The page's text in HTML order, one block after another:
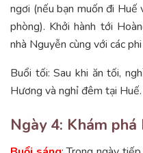
ngơi (nếu bạn muốn đi
phòng). Khởi hành tới
nhà Nguyễn cùng với các
Buổi tối: Sau khi ăn tối,
Hương và nghỉ đêm tại Huế.
Ngày 4: Khám phá